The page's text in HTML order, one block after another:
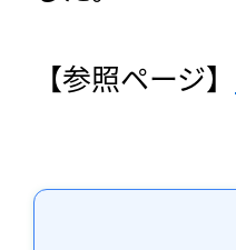
【参照ページ】